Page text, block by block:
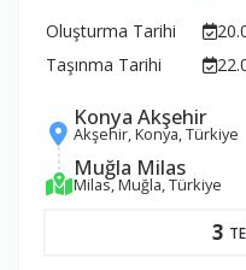
Oluşturma Tarihi
Taşınma Tarihi
Konya Akşehir
Akşehir, Konya, Türkiye
Muğla Milas
Milas, Muğla, Türkiye
3